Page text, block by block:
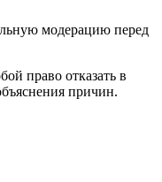
модерацию перед
право отказать в
причин.